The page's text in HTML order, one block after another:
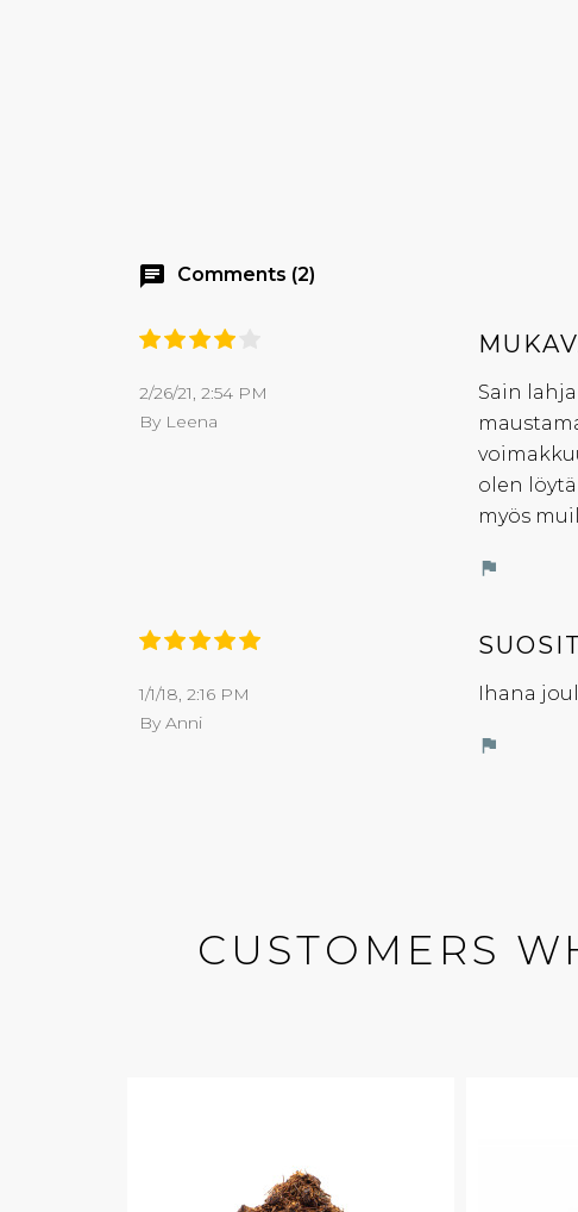
chat Comments (2)
2/26/21, 2:54 PM
By Leena
Sain
olen
myös
flag
1/1/18, 2:16 PM
By Anni
Ihana
flag
CUSTOMERS